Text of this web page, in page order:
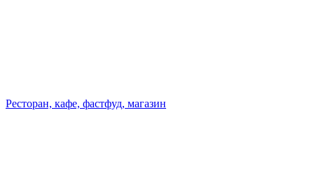
Ресторан, кафе, фастфуд, магазин